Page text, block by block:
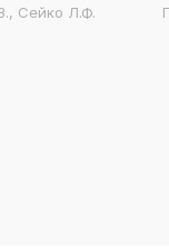
Сейко Л.Ф.